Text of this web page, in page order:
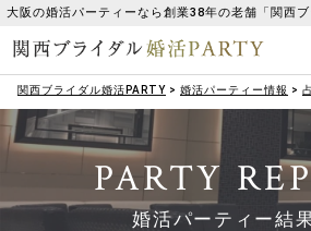
大阪の婚活パーティーなら創業38年の老舗「関西ブ
関西ブライダル婚活PARTY > 婚活パーティー情報 >
PARTY
婚活パーティー結